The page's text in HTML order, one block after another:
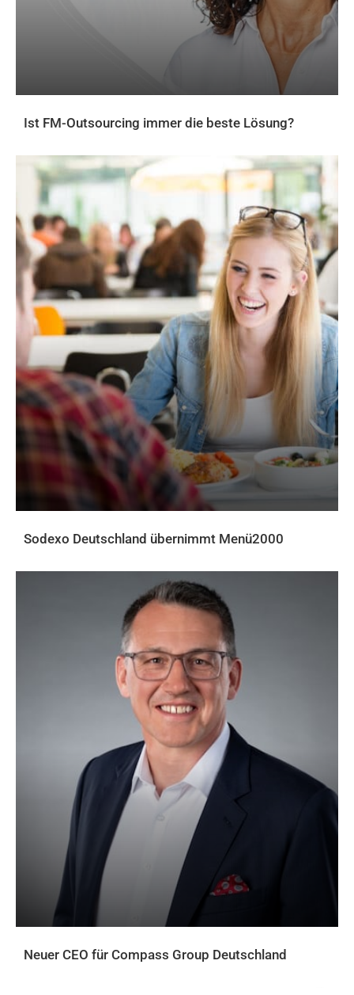
Ist FM-Outsourcing immer die beste Lösung?
Sodexo Deutschland übernimmt Menü2000
Neuer CEO für Compass Group Deutschland